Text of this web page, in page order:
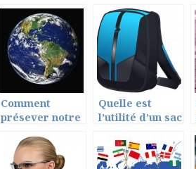
Comment
présever notre
Quelle est
l’utilité d’un sac